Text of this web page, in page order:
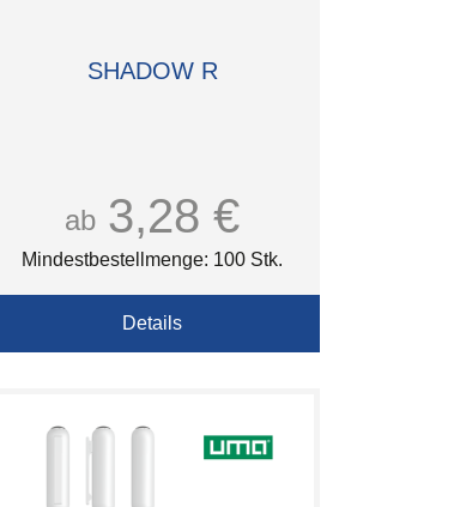
SHADOW R
ab 3,28 €
Mindestbestellmenge: 100 Stk.
Details